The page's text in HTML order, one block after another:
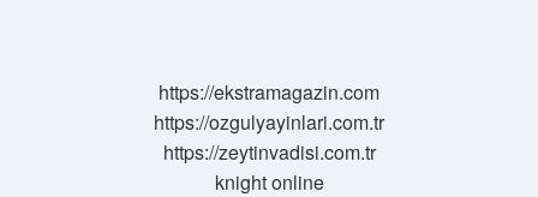
https://ekstramagazin.com
https://ozgulyayinlari.com.tr
https://zeytinvadisi.com.tr
knight online